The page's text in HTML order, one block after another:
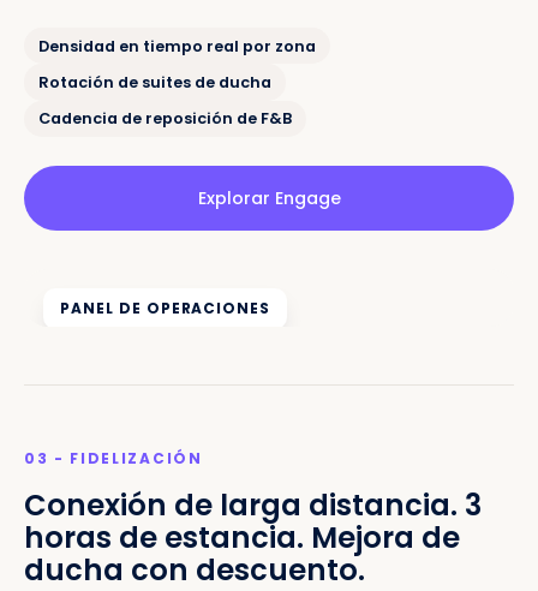
Densidad en tiempo real por zona
Rotación de suites de ducha
Cadencia de reposición de F&B
Explorar Engage
PANEL DE OPERACIONES
03 - FIDELIZACIÓN
Conexión de larga distancia. 3
horas de estancia. Mejora de
ducha con descuento.